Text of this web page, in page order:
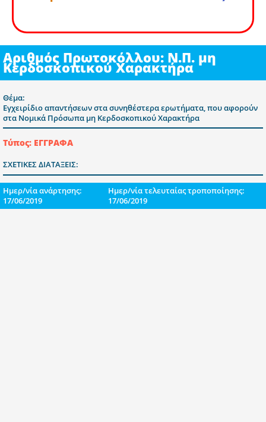
Αριθμός Πρωτοκόλλου: Ν.Π. μη
Κερδοσκοπικού Χαρακτήρα
Θέμα:
Εγχειρίδιο απαντήσεων στα συνηθέστερα ερωτήματα, που αφορούν
στα Νομικά Πρόσωπα μη Κερδοσκοπικού Χαρακτήρα
Τύπος: ΕΓΓΡΑΦΑ
ΣΧΕΤΙΚΕΣ ΔΙΑΤΑΞΕΙΣ:
Ημερ/νία ανάρτησης:
17/06/2019
Ημερ/νία τελευταίας τροποποίησης:
17/06/2019